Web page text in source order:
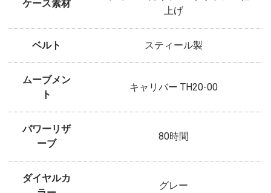
ケース素材
上げ
ベルト スティール製
ムーブメン
ト
キャリバー TH20-00
パワーリザ
ーブ
80時間
ダイヤルカ
グレー